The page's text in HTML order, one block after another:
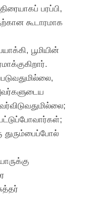
பரப்பி,
கூடாரமாக
பூமியின்
துரும்பைப்போல்